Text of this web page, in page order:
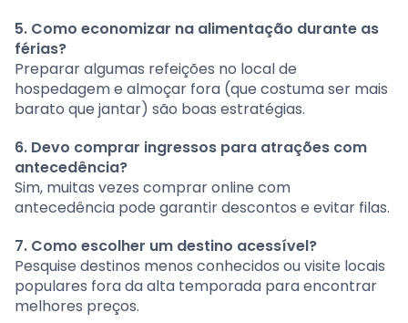
5. Como economizar na alimentação durante as
férias?
Preparar algumas refeições no local de
hospedagem e almoçar fora (que costuma ser mais
barato que jantar) são boas estratégias.
6. Devo comprar ingressos para atrações com
antecedência?
Sim, muitas vezes comprar online com
antecedência pode garantir descontos e evitar filas.
7. Como escolher um destino acessível?
Pesquise destinos menos conhecidos ou visite locais
populares fora da alta temporada para encontrar
melhores preços.